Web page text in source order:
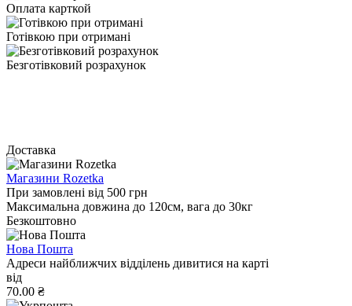
Оплата карткой
Готівкою при отримані
Безготівковий розрахунок
Доставка
Магазини Rozetka
При замовлені від 500 грн
Максимальна довжина до 120см, вага до 30кг
Безкоштовно
Нова Пошта
Адреси найближчих відділень дивитися на карті
від
70.00 ₴